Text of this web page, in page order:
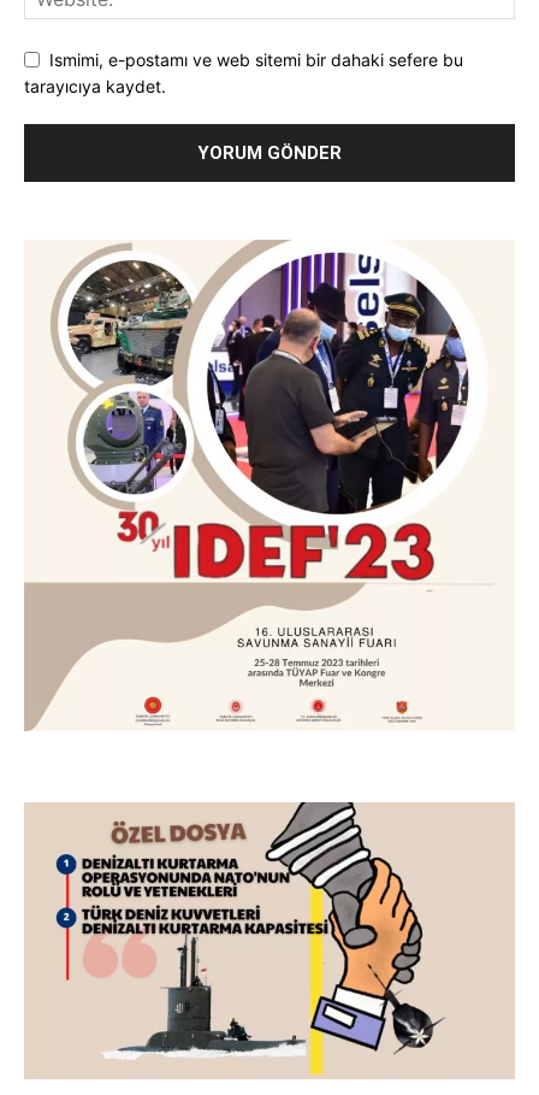
Ismimi, e-postamı ve web sitemi bir dahaki sefere bu
tarayıcıya kaydet.